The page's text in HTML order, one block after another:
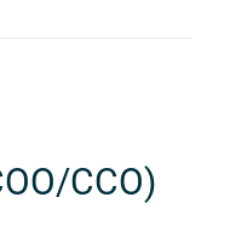
CCO)